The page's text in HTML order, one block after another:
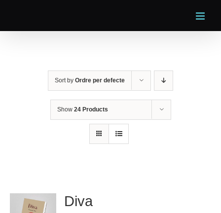
Sort by Ordre per defecte
Show 24 Products
Diva